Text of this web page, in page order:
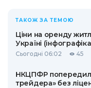
ТАКОЖ ЗА ТЕМОЮ
Ціни на оренду
Україні
Сьогодні 06:02 45
НКЦПФР
трейдера» без